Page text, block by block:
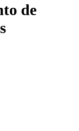
de